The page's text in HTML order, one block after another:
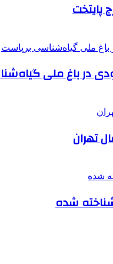
پایتخت
در باغ ملی
تهران
شده